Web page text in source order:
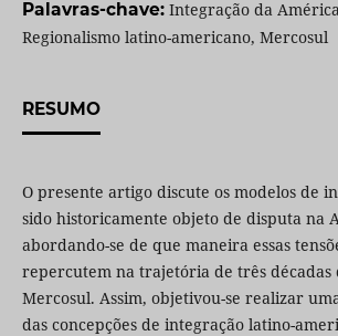
Palavras-chave: Integração da
Regionalismo latino-americano, Mercosul
RESUMO
O presente artigo discute os modelos de
sido historicamente objeto de disputa na
abordando-se de que maneira essas
repercutem na trajetória de três décadas
Mercosul. Assim, objetivou-se realizar
das concepções de integração latino-